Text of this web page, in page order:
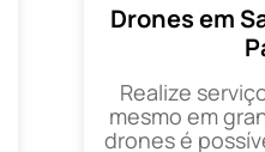
Drones em
Realize
mesmo em
drones é